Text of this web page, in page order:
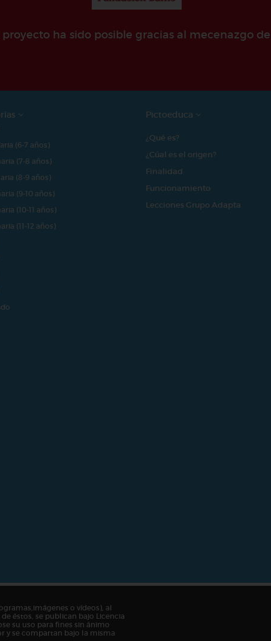
proyecto ha sido posible gracias al mecenazgo
(6-7 años)
(7-8 años)
(8-9 años)
(9-10 años)
(10-11 años)
(11-12 años)
Pictoeduca
¿Qué es?
¿Cúal es el origen?
Finalidad
Funcionamiento
Lecciones Grupo Adapta
o vídeos), al
éstos, se publican bajo Licencia
su uso para fines sin ánimo
y se compartan bajo la misma